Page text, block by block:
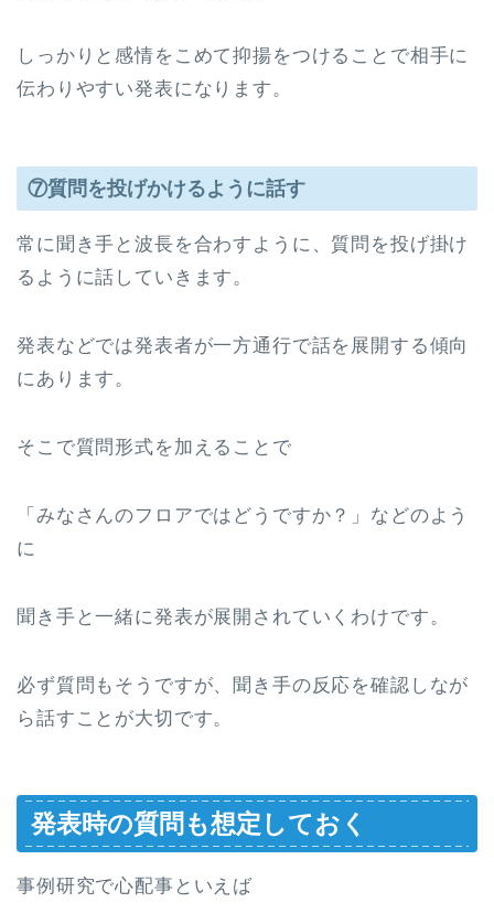
しっかりと感情をこめて抑揚をつけることで相手に
伝わりやすい発表になります。
⑦質問を投げかけるように話す
常に聞き手と波長を合わすように、質問を投げ掛け
るように話していきます。
発表などでは発表者が一方通行で話を展開する傾向
にあります。
そこで質問形式を加えることで
「みなさんのフロアではどうですか？」などのよう
に
聞き手と一緒に発表が展開されていくわけです。
必ず質問もそうですが、聞き手の反応を確認しなが
ら話すことが大切です。
発表時の質問も想定しておく
事例研究で心配事といえば